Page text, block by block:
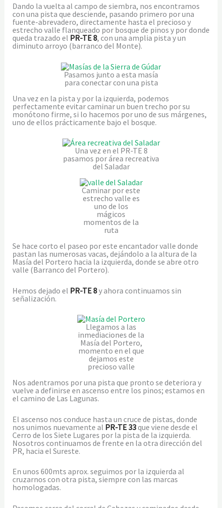
Dando la vuelta al campo de siembra, nos encontramos
con una pista que desciende, pasando primero por una
fuente-abrevadero, directamente hasta el precioso y
estrecho valle flanqueado por bosque de pinos y por donde
queda trazado el PR-TE 8, con una amplia pista y un
diminuto arroyo (barranco del Monte).
Pasamos junto a esta masía
para conectar con una pista
Una vez en la pista y por la izquierda, podemos
perfectamente evitar caminar un buen trecho por su
monótono firme, si lo hacemos por uno de sus márgenes,
uno de ellos prácticamente bajo el bosque.
Una vez en el PR-TE 8
pasamos por área recreativa
del Saladar
Caminar por este
estrecho valle es
uno de los
mágicos
momentos de la
ruta
Se hace corto el paseo por este encantador valle donde
pastan las numerosas vacas, dejándolo a la altura de la
Masía del Portero hacia la izquierda, donde se abre otro
valle (Barranco del Portero).
Hemos dejado el PR-TE 8y ahora continuamos sin
señalización.
Llegamos a las
inmediaciones de la
Masía del Portero,
momento en el que
dejamos este
precioso valle
Nos adentramos por una pista que pronto se deteriora y
vuelve a definirse en ascenso entre los pinos; estamos en
el camino de Las Lagunas.
El ascenso nos conduce hasta un cruce de pistas, donde
nos unimos nuevamente al PR-TE 33que viene desde el
Cerro de los Siete Lugares por la pista de la izquierda.
Nosotros continuamos de frente en la otra dirección del
PR, hacia el Sureste.
En unos 600mts aprox. seguimos por la izquierda al
cruzarnos con otra pista, siempre con las marcas
homologadas.